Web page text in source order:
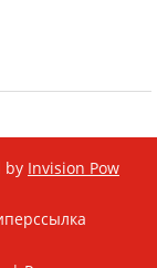
by Invision Pow